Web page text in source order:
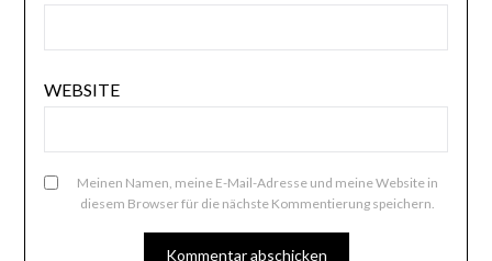
WEBSITE
Meinen Namen, meine E-Mail-Adresse und meine Website in
diesem Browser für die nächste Kommentierung speichern.